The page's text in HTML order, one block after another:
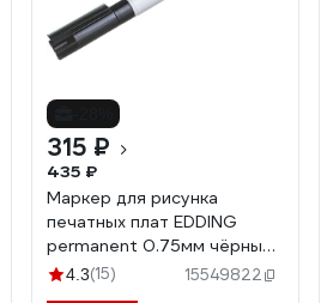
315 ₽
435 ₽
Маркер для рисунка
печатных плат EDDING
permanent 0.75мм чёрный
E-404#1
4.3(15) 15549822